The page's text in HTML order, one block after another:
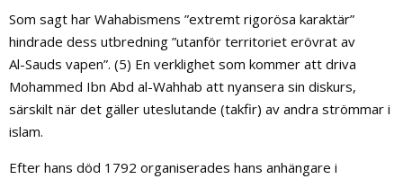
Som sagt har Wahabismens ”extremt rigorösa karaktär”
hindrade dess utbredning ”utanför territoriet erövrat av
Al-Sauds vapen”. (5) En verklighet som kommer att driva
Mohammed Ibn Abd al-Wahhab att nyansera sin diskurs,
särskilt när det gäller uteslutande (takfir) av andra strömmar i
islam.
Efter hans död 1792 organiserades hans anhängare i